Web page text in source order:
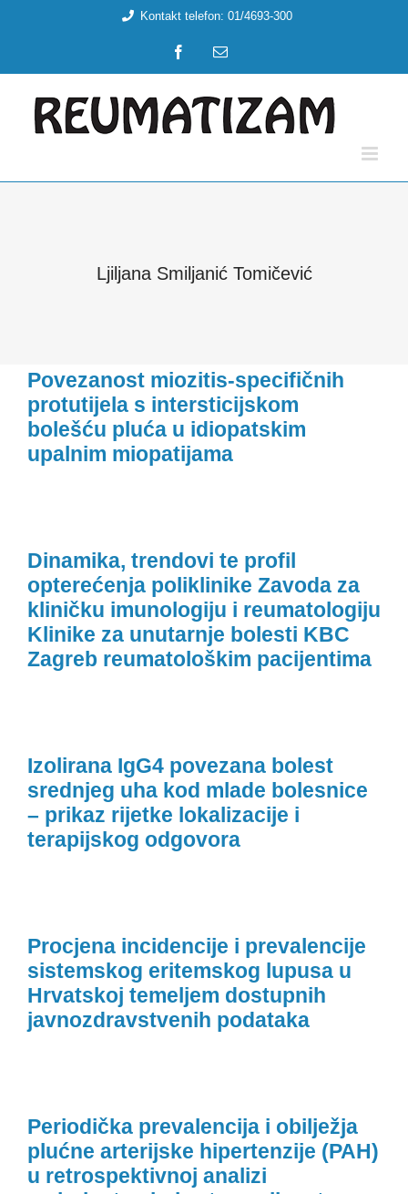
Kontakt telefon: 01/4693-300
FacebookEmail:
Ljiljana Smiljanić Tomičević
Povezanost miozitis-specifičnih
protutijela s intersticijskom
bolešću pluća u idiopatskim
upalnim miopatijama
Dinamika, trendovi te profil
opterećenja poliklinike Zavoda za
kliničku imunologiju i reumatologiju
Klinike za unutarnje bolesti KBC
Zagreb reumatološkim pacijentima
Izolirana IgG4 povezana bolest
srednjeg uha kod mlade bolesnice
– prikaz rijetke lokalizacije i
terapijskog odgovora
Procjena incidencije i prevalencije
sistemskog eritemskog lupusa u
Hrvatskoj temeljem dostupnih
javnozdravstvenih podataka
Periodička prevalencija i obilježja
plućne arterijske hipertenzije (PAH)
u retrospektivnoj analizi